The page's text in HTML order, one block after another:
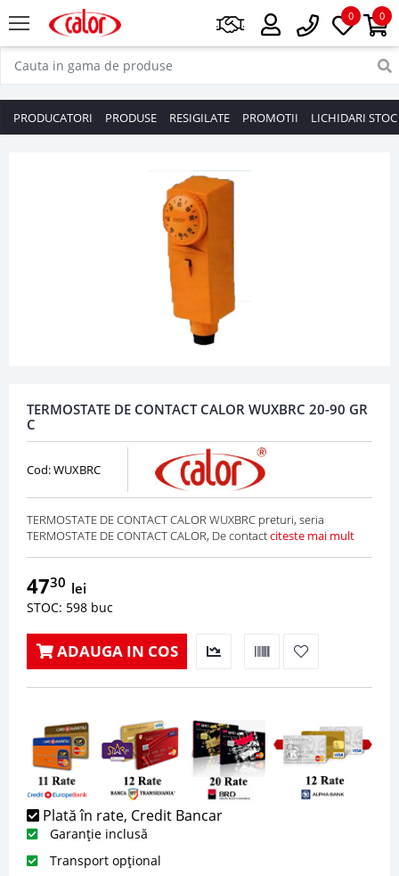
0
0
PRODUCATORI PRODUSE RESIGILATE PROMOTII LICHIDARI STOC
TERMOSTATE DE CONTACT CALOR WUXBRC 20-90 GR
C
Cod: WUXBRC
TERMOSTATE DE CONTACT CALOR WUXBRC preturi, seria
TERMOSTATE DE CONTACT CALOR, De contactciteste mai mult
4730 lei
STOC: 598 buc
ADAUGA IN COS
Plată în rate, Credit Bancar
Garanție inclusă
Transport opțional